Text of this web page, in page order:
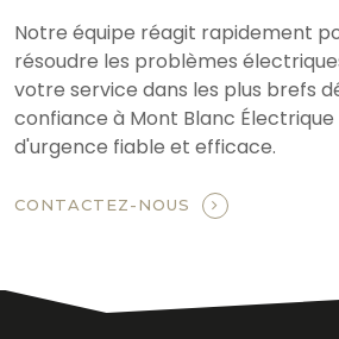
Notre équipe réagit rapidement
résoudre les problèmes
votre service dans les plus brefs
confiance à Mont Blanc
d'urgence fiable et efficace.
CONTACTEZ-NOUS